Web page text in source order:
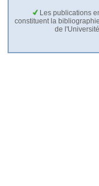
Les publications
constituent la
de